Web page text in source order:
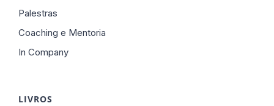
Palestras
Coaching e Mentoria
In Company
LIVROS